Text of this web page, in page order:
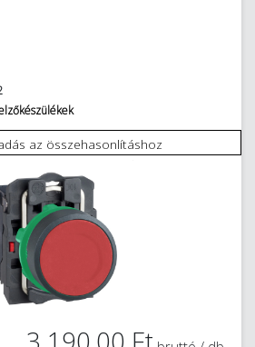
az összehasonlításhoz